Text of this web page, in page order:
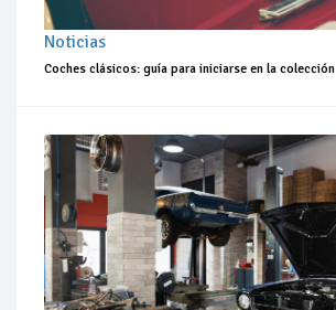
Noticias
Coches clásicos: guía para iniciarse en la colección